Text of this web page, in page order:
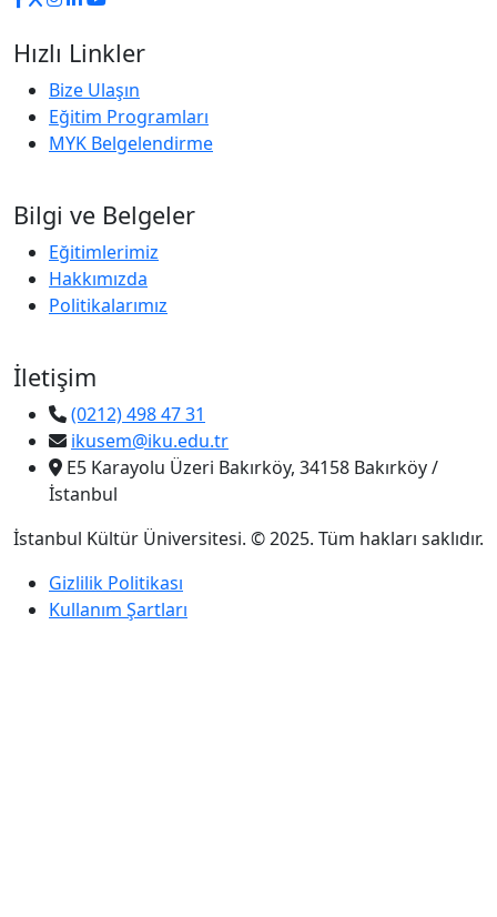
Hızlı Linkler
Bize Ulaşın
Eğitim Programları
MYK Belgelendirme
Bilgi ve Belgeler
Eğitimlerimiz
Hakkımızda
Politikalarımız
İletişim
(0212) 498 47 31
ikusem@iku.edu.tr
E5 Karayolu Üzeri Bakırköy, 34158 Bakırköy /
İstanbul
İstanbul Kültür Üniversitesi. © 2025. Tüm hakları saklıdır.
Gizlilik Politikası
Kullanım Şartları